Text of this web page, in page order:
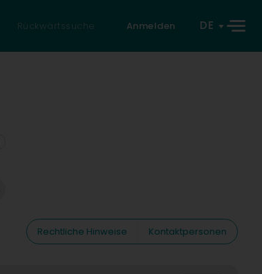
Rückwärtssuche Anmelden DE
Rechtliche Hinweise
Kontaktpersonen